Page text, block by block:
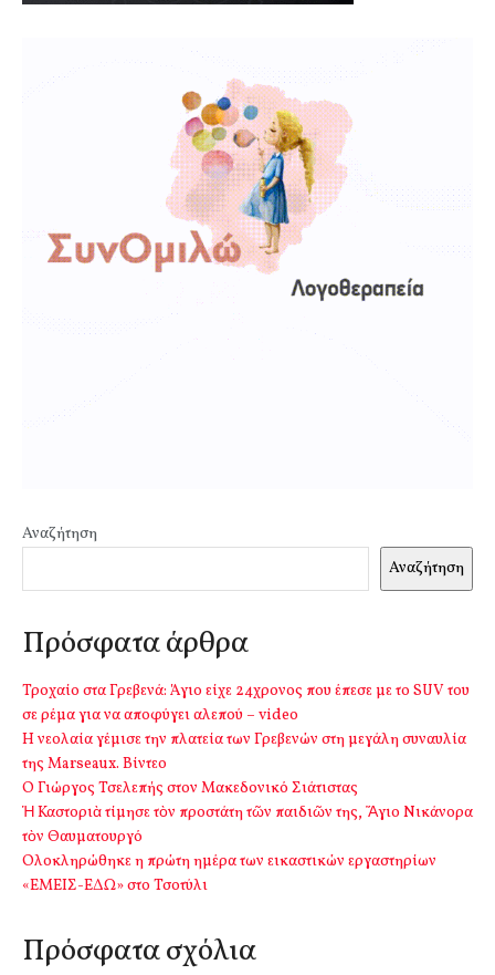
Αναζήτηση
Αναζήτηση
Πρόσφατα άρθρα
Τροχαίο στα Γρεβενά: Άγιο είχε 24χρονος που έπεσε με το SUV του
σε ρέμα για να αποφύγει αλεπού – video
Η νεολαία γέμισε την πλατεία των Γρεβενών στη μεγάλη συναυλία
της Marseaux. Βίντεο
Ο Γιώργος Τσελεπής στον Μακεδονικό Σιάτιστας
Ἡ Καστοριὰ τίμησε τὸν προστάτη τῶν παιδιῶν της, Ἅγιο Νικάνορα
τὸν Θαυματουργό
Ολοκληρώθηκε η πρώτη ημέρα των εικαστικών εργαστηρίων
«ΕΜΕΙΣ-ΕΔΩ» στο Τσοτύλι
Πρόσφατα σχόλια